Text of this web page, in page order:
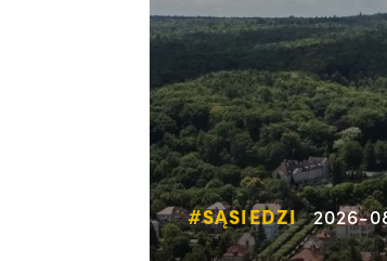
#SĄSIEDZI 2026-